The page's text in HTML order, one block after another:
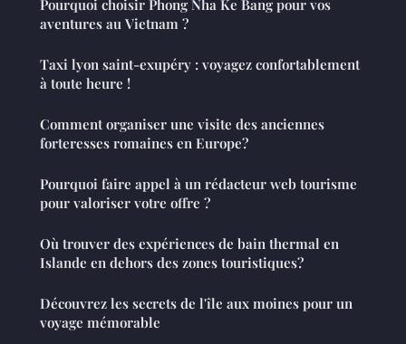
Pourquoi choisir Phong Nha Ke Bang pour vos
aventures au Vietnam ?
Taxi lyon saint-exupéry : voyagez confortablement
à toute heure !
Comment organiser une visite des anciennes
forteresses romaines en Europe?
Pourquoi faire appel à un rédacteur web tourisme
pour valoriser votre offre ?
Où trouver des expériences de bain thermal en
Islande en dehors des zones touristiques?
Découvrez les secrets de l'île aux moines pour un
voyage mémorable